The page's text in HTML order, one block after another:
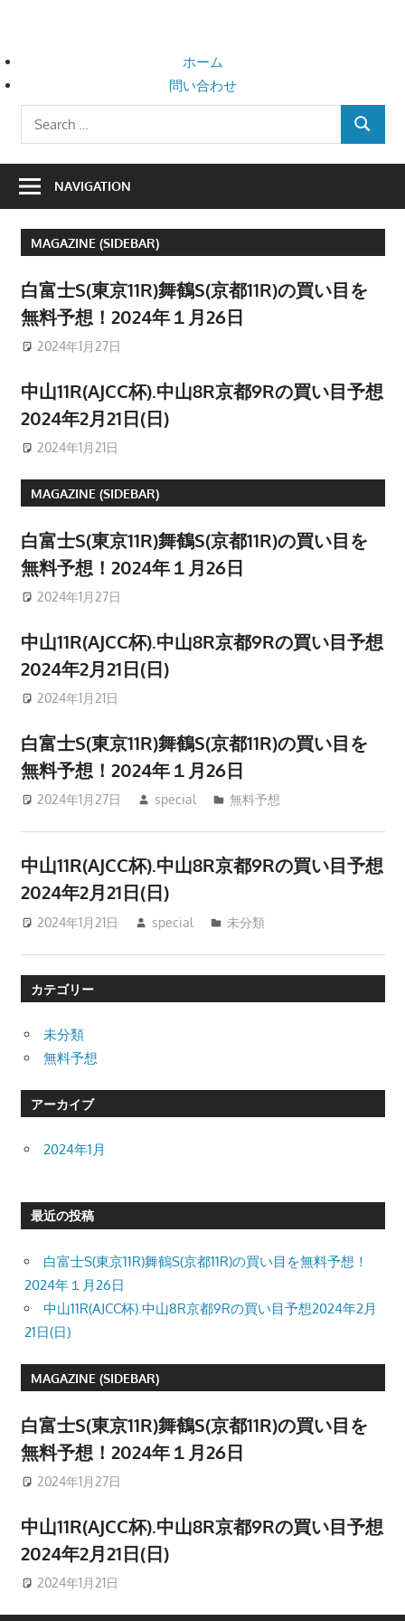
content
ホーム
問い合わせ
SEARCH
NAVIGATION
MAGAZINE (SIDEBAR)
白富士S(東京11R)舞鶴S(京都11R)の買い目を
無料予想！2024年１月26日
2024年1月27日
中山11R(AJCC杯).中山8R京都9Rの買い目予想
2024年2月21日(日)
2024年1月21日
MAGAZINE (SIDEBAR)
白富士S(東京11R)舞鶴S(京都11R)の買い目を
無料予想！2024年１月26日
2024年1月27日
中山11R(AJCC杯).中山8R京都9Rの買い目予想
2024年2月21日(日)
2024年1月21日
白富士S(東京11R)舞鶴S(京都11R)の買い目を
無料予想！2024年１月26日
2024年1月27日 special 無料予想
中山11R(AJCC杯).中山8R京都9Rの買い目予想
2024年2月21日(日)
2024年1月21日 special 未分類
カテゴリー
未分類
無料予想
アーカイブ
2024年1月
最近の投稿
白富士S(東京11R)舞鶴S(京都11R)の買い目を無料予想！
2024年１月26日
中山11R(AJCC杯).中山8R京都9Rの買い目予想2024年2月
21日(日)
MAGAZINE (SIDEBAR)
白富士S(東京11R)舞鶴S(京都11R)の買い目を
無料予想！2024年１月26日
2024年1月27日
中山11R(AJCC杯).中山8R京都9Rの買い目予想
2024年2月21日(日)
2024年1月21日